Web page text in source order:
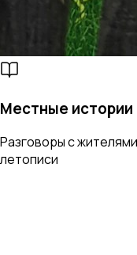
Местные истории
Разговоры с
летописи